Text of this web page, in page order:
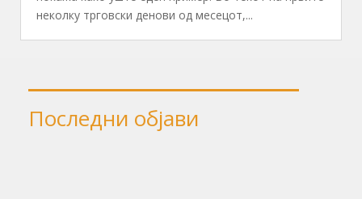
неколку трговски денови од месецот,...
Последни објави